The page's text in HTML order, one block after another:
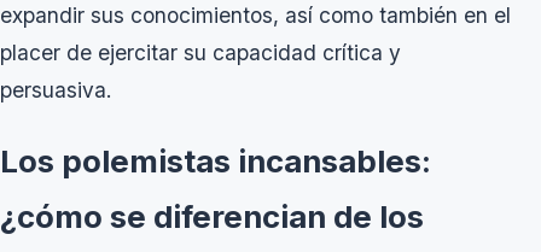
expandir sus conocimientos, así como también en el
placer de ejercitar su capacidad crítica y
persuasiva.
Los polemistas incansables:
¿cómo se diferencian de los